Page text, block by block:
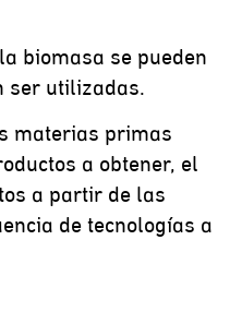
biomasa se pueden
ser utilizadas.
materias primas
a obtener, el
a partir de las
de tecnologías a